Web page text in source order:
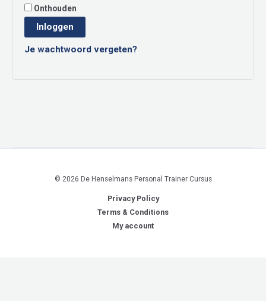
Onthouden
Inloggen
Je wachtwoord vergeten?
© 2026 De Henselmans Personal Trainer Cursus
Privacy Policy
Terms & Conditions
My account